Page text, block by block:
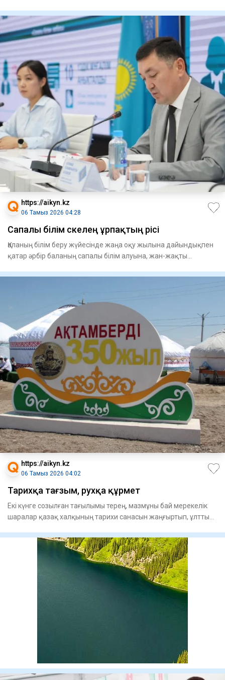
https://aikyn.kz
06 Тамыз 2026 04:28
Сапалы білім өскелең ұрпақтың өрісі
Қаланың білім беру жүйесінде жаңа оқу жылына дайындықпен
қатар әрбір баланың сапалы білім алуына, жан-жақты
https://aikyn.kz
06 Тамыз 2026 04:02
Тарихқа тағзым, рухқа құрмет
Екі күнге созылған тағылымы терең, мазмұны бай мерекелік
шаралар қазақ халқының тарихи санасын жаңғыртып, ұлттық